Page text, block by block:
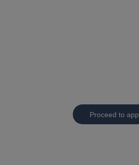
Proceed to app